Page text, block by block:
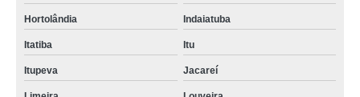
Hortolândia Indaiatuba
Itatiba Itu
Itupeva Jacareí